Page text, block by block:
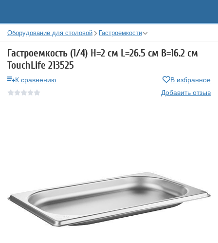
Оборудование для столовой Гастроемкости
Гастроемкость (1/4) H=2 см L=26.5 см B=16.2 см
TouchLife 213525
К сравнению
В избранное
Добавить отзыв